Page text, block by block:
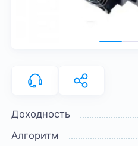
Доходность
Алгоритм